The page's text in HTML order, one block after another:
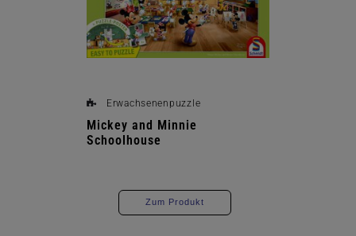
Erwachsenenpuzzle
Mickey and Minnie
Schoolhouse
Zum Produkt